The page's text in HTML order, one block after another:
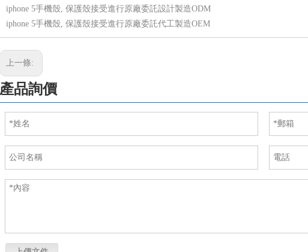
iphone 5手機殼, 保護殼接受進行原廠委託設計製造ODM
iphone 5手機殼, 保護殼接受進行原廠委託代工製造OEM
上一條:
產品詢價